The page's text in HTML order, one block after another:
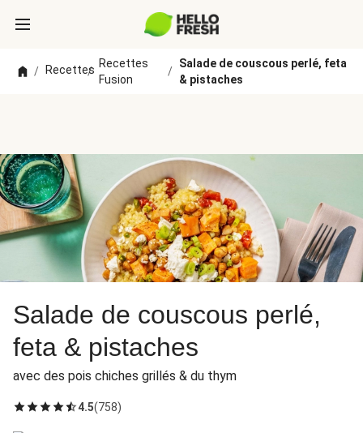
/ Recettes
/
Recettes
Fusion
/
Salade de couscous perlé, feta
& pistaches
Salade de couscous perlé,
feta & pistaches
avec des pois chiches grillés & du thym
4.5(758)